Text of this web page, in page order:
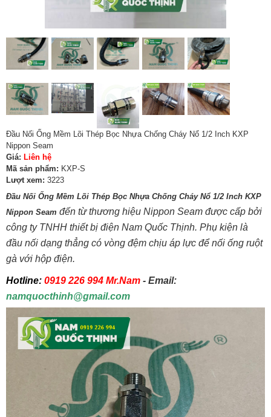
Đầu Nối Ống Mềm Lõi Thép Bọc Nhựa Chống Cháy Nổ 1/2 Inch KXP
Nippon Seam
Giá: Liên hệ
Mã sản phẩm: KXP-S
Lượt xem: 3223
Đầu Nối Ống Mềm Lõi Thép Bọc Nhựa Chống Cháy Nổ 1/2 Inch KXP
Nippon Seam đến từ thương hiệu Nippon Seam được cấp bởi
công ty TNHH thiết bị điện Nam Quốc Thịnh. Phụ kiện là
đầu nối dạng thẳng có vòng đệm chịu áp lực để nối ống ruột
gà với hộp điện.
Hotline: 0919 226 994 Mr.Nam - Email:
namquocthinh@gmail.com